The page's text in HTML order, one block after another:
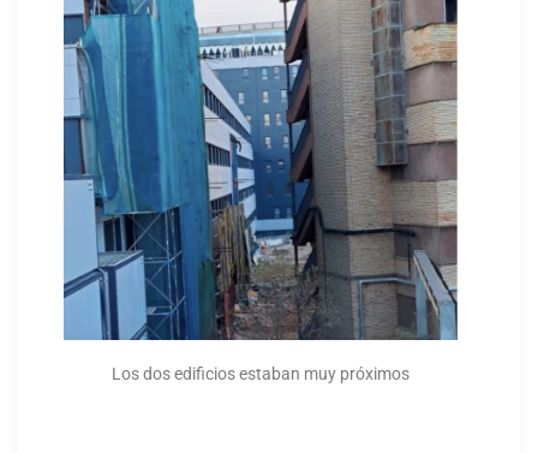
Los dos edificios estaban muy próximos